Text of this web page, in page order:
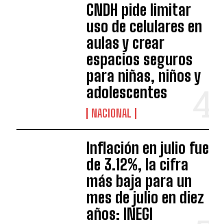
CNDH pide limitar
uso de celulares en
aulas y crear
espacios seguros
para niñas, niños y
adolescentes
NACIONAL
Inflación en julio fue
de 3.12%, la cifra
más baja para un
mes de julio en diez
años: INEGI